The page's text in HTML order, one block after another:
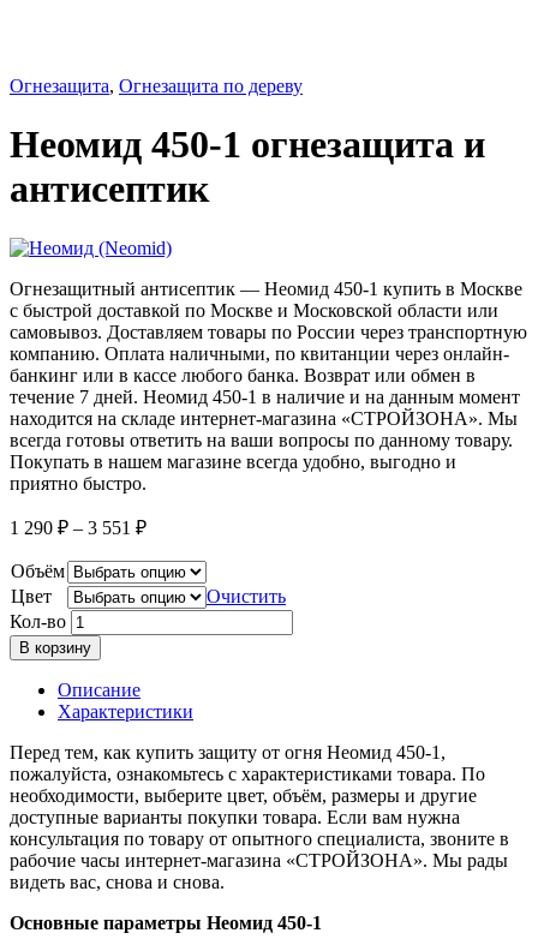
Огнезащита, Огнезащита по дереву
Неомид 450-1 огнезащита и
антисептик
Огнезащитный антисептик — Неомид 450-1 купить в Москве
с быстрой доставкой по Москве и Московской области или
самовывоз. Доставляем товары по России через транспортную
компанию. Оплата наличными, по квитанции через онлайн-
банкинг или в кассе любого банка. Возврат или обмен в
течение 7 дней. Неомид 450-1 в наличие и на данным момент
находится на складе интернет-магазина «СТРОЙЗОНА». Мы
всегда готовы ответить на ваши вопросы по данному товару.
Покупать в нашем магазине всегда удобно, выгодно и
приятно быстро.
1 290 ₽ – 3 551 ₽
Объём
Цвет
Очистить
Кол-во
В корзину
Описание
Характеристики
Перед тем, как купить защиту от огня Неомид 450-1,
пожалуйста, ознакомьтесь с характеристиками товара. По
необходимости, выберите цвет, объём, размеры и другие
доступные варианты покупки товара. Если вам нужна
консультация по товару от опытного специалиста, звоните в
рабочие часы интернет-магазина «СТРОЙЗОНА». Мы рады
видеть вас, снова и снова.
Основные параметры Неомид 450-1